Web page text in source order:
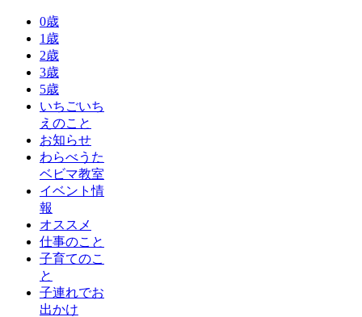
0歳
1歳
2歳
3歳
5歳
いちごいち
えのこと
お知らせ
わらべうた
ベビマ教室
イベント情
報
オススメ
仕事のこと
子育てのこ
と
子連れでお
出かけ